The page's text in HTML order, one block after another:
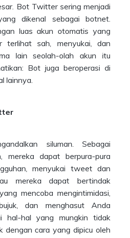
Bot Twitter sering menjadi
dikenal sebagai botnet.
luas akun otomatis yang
terlihat sah, menyukai, dan
lain seolah-olah akun itu
Bot juga beroperasi di
lainnya.
siluman. Sebagai
mereka dapat berpura-pura
menyukai tweet dan
mereka dapat bertindak
mencoba mengintimidasi,
dan menghasut Anda
hal-hal yang mungkin tidak
dengan cara yang dipicu oleh